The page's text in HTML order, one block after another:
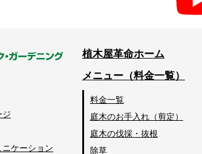
ジ
ケーション
植木屋革命ホーム
メニュー（料金一覧）
料金一覧
庭木のお手入れ（剪定）
庭木の伐採・抜根
除草